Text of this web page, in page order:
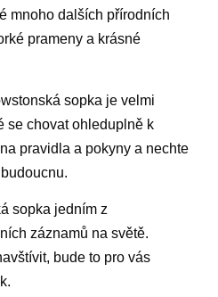
mnoho dalších přírodních
prameny a krásné
sopka je velmi
se chovat ohleduplně k
pravidla a pokyny a nechte
sopka jedním z
záznamů na světě.
bude to pro vás